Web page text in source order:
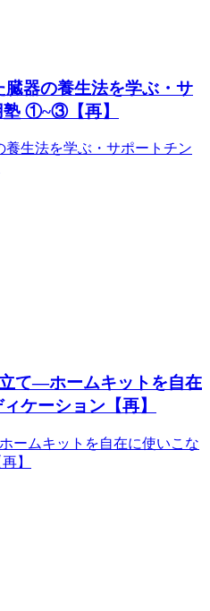
養生法を学ぶ・サポートチン
ームキットを自在に使いこな
】